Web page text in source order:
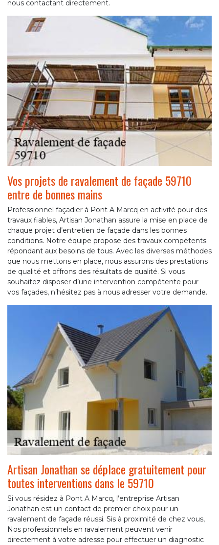
nous contactant directement.
Vos projets de ravalement de façade 59710
entre de bonnes mains
Professionnel façadier à Pont A Marcq en activité pour des
travaux fiables, Artisan Jonathan assure la mise en place de
chaque projet d’entretien de façade dans les bonnes
conditions. Notre équipe propose des travaux compétents
répondant aux besoins de tous. Avec les diverses méthodes
que nous mettons en place, nous assurons des prestations
de qualité et offrons des résultats de qualité. Si vous
souhaitez disposer d’une intervention compétente pour
vos façades, n’hésitez pas à nous adresser votre demande.
Artisan Jonathan se déplace gratuitement pour
toutes interventions dans le 59710
Si vous résidez à Pont A Marcq, l’entreprise Artisan
Jonathan est un contact de premier choix pour un
ravalement de façade réussi. Sis à proximité de chez vous,
Nos professionnels en ravalement peuvent venir
directement à votre adresse pour effectuer un diagnostic